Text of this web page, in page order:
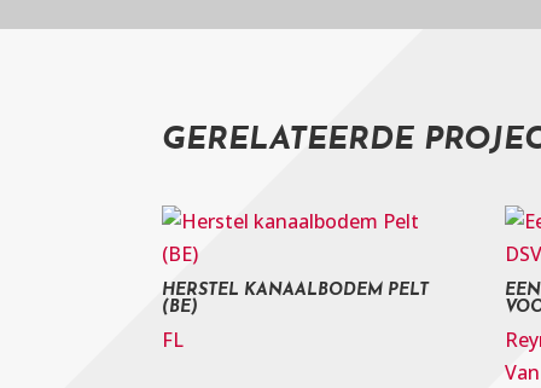
GERELATEERDE
HERSTEL KANAALBODEM PELT
(BE)
FL